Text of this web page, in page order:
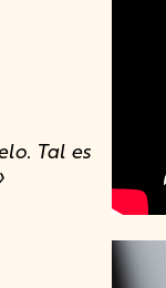
Tal es